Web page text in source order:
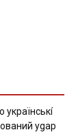
yкpaїнcькí
ygap